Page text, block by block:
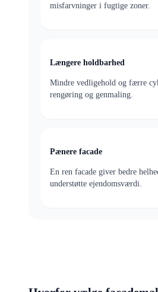
misfarvninger i fugtige zoner.
Længere holdbarhed
Mindre vedligehold og færre
rengøring og genmaling.
Pænere facade
En ren facade giver bedre
understøtte ejendomsværdi.